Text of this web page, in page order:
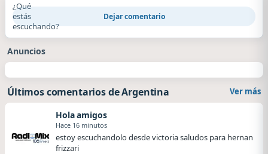
¿Qué
estás
escuchando?
Dejar comentario
Anuncios
Últimos comentarios de Argentina Ver más
Hola amigos
Hace 16 minutos
estoy escuchandolo desde victoria saludos para hernan
frizzari